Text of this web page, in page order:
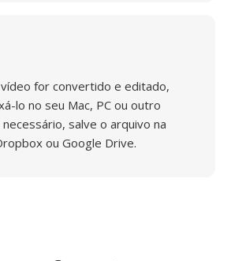
for convertido e editado,
lo no seu Mac, PC ou outro
salve o arquivo na
ou Google Drive.